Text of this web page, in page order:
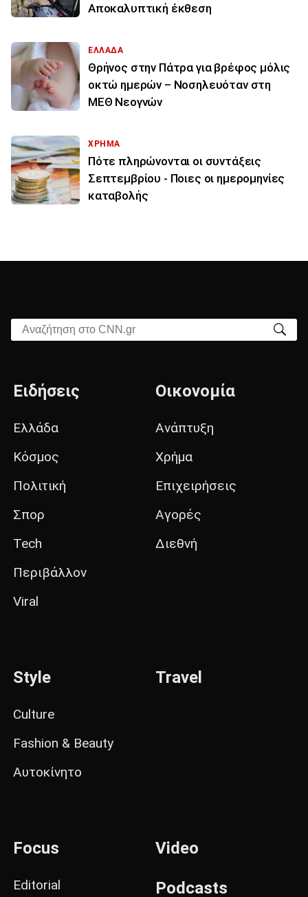
Αποκαλυπτική έκθεση
ΕΛΛΑΔΑ
Θρήνος στην Πάτρα για βρέφος μόλις
οκτώ ημερών – Νοσηλευόταν στη
ΜΕΘ Νεογνών
ΧΡΗΜΑ
Πότε πληρώνονται οι συντάξεις
Σεπτεμβρίου - Ποιες οι ημερομηνίες
καταβολής
Αναζήτηση στο CNN.gr
Ειδήσεις
Ελλάδα
Κόσμος
Πολιτική
Σπορ
Tech
Περιβάλλον
Viral
Οικονομία
Ανάπτυξη
Χρήμα
Επιχειρήσεις
Αγορές
Διεθνή
Style
Culture
Fashion & Beauty
Αυτοκίνητο
Travel
Focus
Editorial
Video
Podcasts